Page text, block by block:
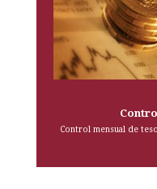
Control mensual de